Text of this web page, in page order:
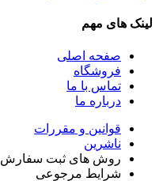
لینک های مهم
صفحه اصلی
فروشگاه
تماس با ما
درباره ما
قوانین و مقررات
ناشرین
روش های ثبت سفارش
شرایط مرجوعی